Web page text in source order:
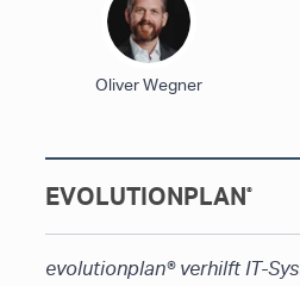
Oliver Wegner
EVOLUTIONPLAN®
evolutionplan®verhilft IT-